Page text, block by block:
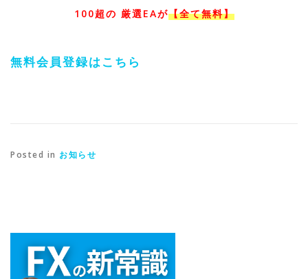
100超の 厳選EAが【全て無料】
無料会員登録はこちら
Posted in お知らせ